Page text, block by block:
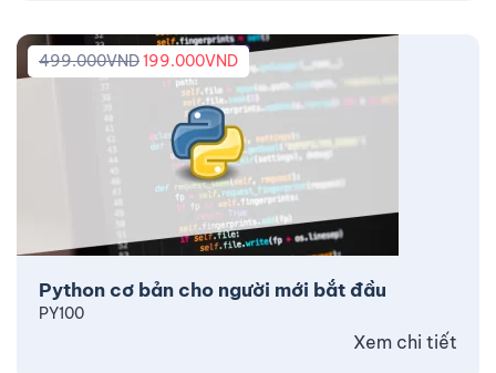
Python cơ bản cho người mới bắt đầu
499.000VND199.000VND
PY100
Xem chi tiết